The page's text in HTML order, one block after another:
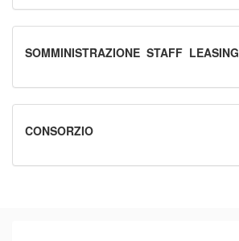
SOMMINISTRAZIONE_STAFF_LEASING
CONSORZIO